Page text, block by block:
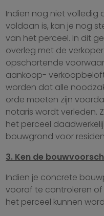
Indien nog niet
voldaan is, kan je nog
van het perceel. In dit
overleg met de
opschortende
aankoop-
worden dat alle
orde moeten zijn
notaris wordt verleden.
het perceel
bouwgrond voor
3. Ken de
Indien je concrete
vooraf te controleren of
het perceel kunnen